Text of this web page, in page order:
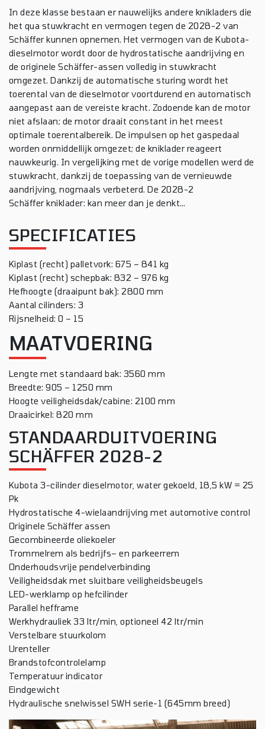
In deze klasse bestaan er nauwelijks andere knikladers die
het qua stuwkracht en vermogen tegen de 2028-2 van
Schäffer kunnen opnemen. Het vermogen van de Kubota-
dieselmotor wordt door de hydrostatische aandrijving en
de originele Schäffer-assen volledig in stuwkracht
omgezet. Dankzij de automatische sturing wordt het
toerental van de dieselmotor voortdurend en automatisch
aangepast aan de vereiste kracht. Zodoende kan de motor
niet afslaan; de motor draait constant in het meest
optimale toerentalbereik. De impulsen op het gaspedaal
worden onmiddellijk omgezet; de kniklader reageert
nauwkeurig. In vergelijking met de vorige modellen werd de
stuwkracht, dankzij de toepassing van de vernieuwde
aandrijving, nogmaals verbeterd. De 2028-2
Schäffer kniklader: kan meer dan je denkt…
SPECIFICATIES
Kiplast (recht) palletvork: 675 – 841 kg
Kiplast (recht) schepbak: 832 – 976 kg
Hefhoogte (draaipunt bak): 2800 mm
Aantal cilinders: 3
Rijsnelheid: 0 – 15
MAATVOERING
Lengte met standaard bak: 3560 mm
Breedte: 905 – 1250 mm
Hoogte veiligheidsdak/cabine: 2100 mm
Draaicirkel: 820 mm
STANDAARDUITVOERING
SCHÄFFER 2028-2
Kubota 3-cilinder dieselmotor, water gekoeld, 18,5 kW = 25
Pk
Hydrostatische 4-wielaandrijving met automotive control
Originele Schäffer assen
Gecombineerde oliekoeler
Trommelrem als bedrijfs– en parkeerrem
Onderhoudsvrije pendelverbinding
Veiligheidsdak met sluitbare veiligheidsbeugels
LED-werklamp op hefcilinder
Parallel hefframe
Werkhydrauliek 33 ltr/min, optioneel 42 ltr/min
Verstelbare stuurkolom
Urenteller
Brandstofcontrolelamp
Temperatuur indicator
Eindgewicht
Hydraulische snelwissel SWH serie-1 (645mm breed)